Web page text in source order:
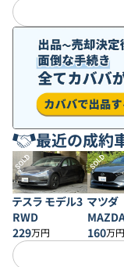
最近の成約
SOLD
テスラ モデル3
RWD
229万円
SOLD
マツダ
トバッ
ロア
160万円